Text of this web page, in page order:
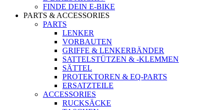
FINDE DEIN E-BIKE
PARTS & ACCESSORIES
PARTS
LENKER
VORBAUTEN
GRIFFE & LENKERBÄNDER
SATTELSTÜTZEN & -KLEMMEN
SÄTTEL
PROTEKTOREN & EQ-PARTS
ERSATZTEILE
ACCESSORIES
RUCKSÄCKE